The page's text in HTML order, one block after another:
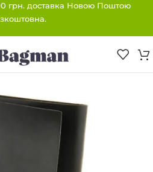
грн. доставка Новою Поштою